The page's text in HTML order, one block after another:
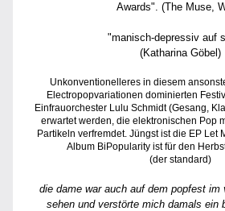
Awards". (The Muse,
"manisch-depressiv auf
(Katharina Göbel)
Unkonventionelleres in diesem
Electropopvariationen dominierten
Einfrauorchester Lulu Schmidt (Gesang,
erwartet werden, die elektronischen Pop
Partikeln verfremdet. Jüngst ist die EP Let
Album BiPopularity ist für den
(der standard)
die dame war auch auf dem popfest im
sehen und verstörte mich damals ein